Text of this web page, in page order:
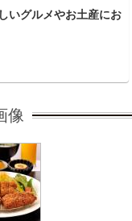
いグルメやお土産にお
像